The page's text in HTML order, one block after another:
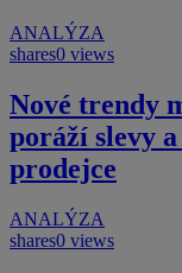
ANALÝZA
shares0 views
Nové trendy
poráží slevy
prodejce
ANALÝZA
shares0 views